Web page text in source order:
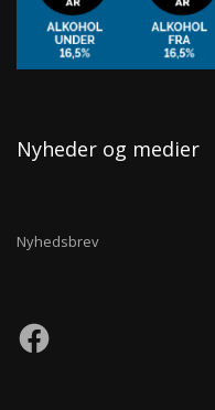
Nyheder og medier
Nyhedsbrev